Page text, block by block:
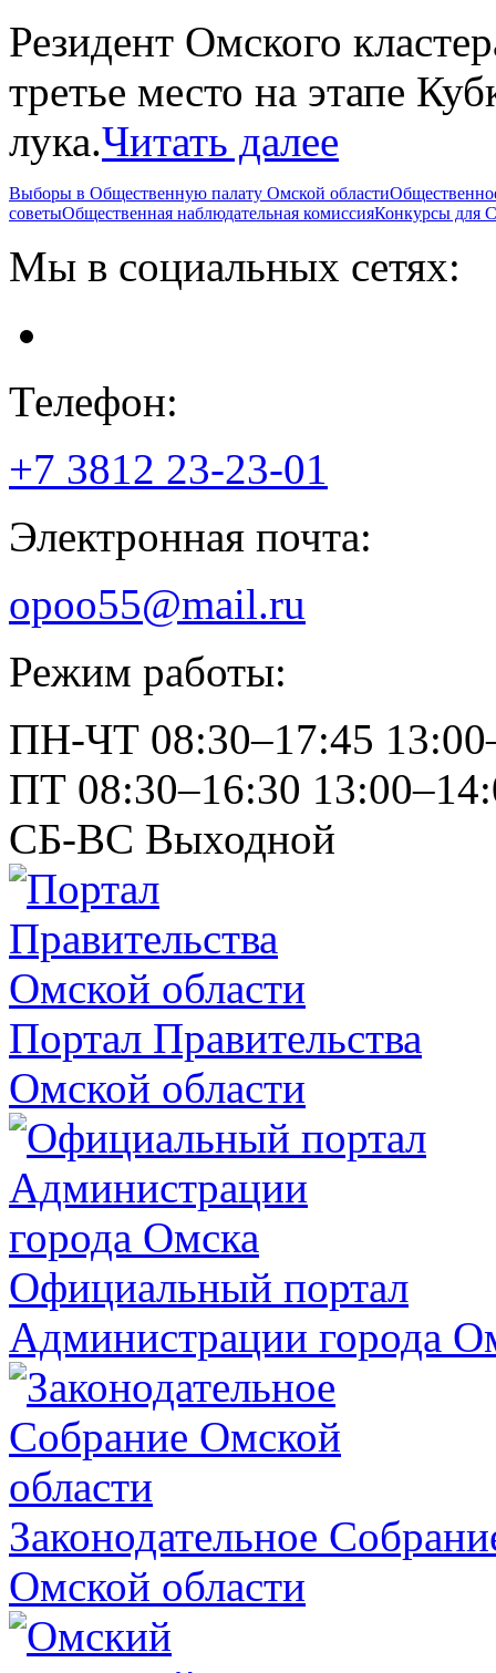
Резидент Омского
третье место на этапе
лука.Читать далее
Выборы в Общественную палату Омской области
советыОбщественная наблюдательная комиссияКонкурсы
Мы в социальных сетях:
Телефон:
+7 3812 23-23-01
Электронная почта:
opoo55@mail.ru
Режим работы:
ПН-ЧТ 08:30–17:45
ПТ 08:30–16:30
СБ-ВС Выходной
Портал Правительства
Омской области
Официальный портал
Администрации города
Законодательное
Омской области